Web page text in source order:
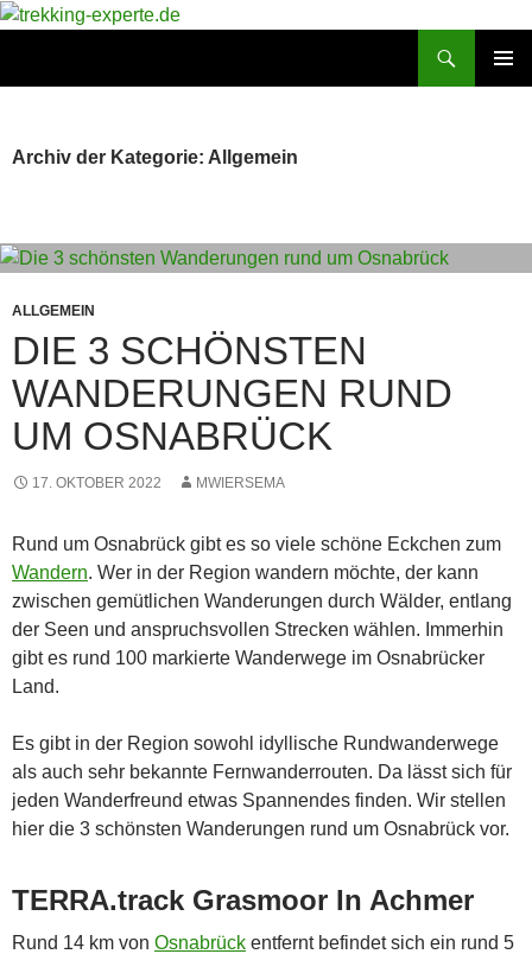
Zum
Archiv der Kategorie: Allgemein
ALLGEMEIN
DIE 3 SCHÖNSTEN
WANDERUNGEN RUND
UM OSNABRÜCK
17. OKTOBER 2022 MWIERSEMA
Rund um Osnabrück gibt es so viele schöne Eckchen zum
Wandern. Wer in der Region wandern möchte, der kann
zwischen gemütlichen Wanderungen durch Wälder, entlang
der Seen und anspruchsvollen Strecken wählen. Immerhin
gibt es rund 100 markierte Wanderwege im Osnabrücker
Land.
Es gibt in der Region sowohl idyllische Rundwanderwege
als auch sehr bekannte Fernwanderrouten. Da lässt sich für
jeden Wanderfreund etwas Spannendes finden. Wir stellen
hier die 3 schönsten Wanderungen rund um Osnabrück vor.
TERRA.track Grasmoor In Achmer
Rund 14 km von Osnabrück entfernt befindet sich ein rund 5